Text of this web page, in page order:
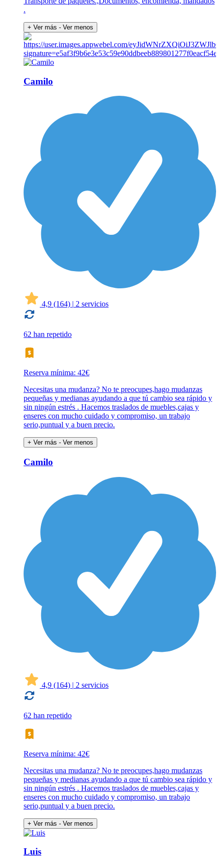
.
+ Ver más - Ver menos
Camilo
4,9 (164) | 2 servicios
62 han repetido
Reserva mínima: 42€
Necesitas una mudanza? No te preocupes,hago mudanzas
pequeñas y medianas ayudando a que tú cambio sea rápido y
sin ningún estrés . Hacemos traslados de muebles,cajas y
enseres con mucho cuidado y compromiso, un trabajo
serio,puntual y a buen precio.
+ Ver más - Ver menos
Camilo
4,9 (164) | 2 servicios
62 han repetido
Reserva mínima: 42€
Necesitas una mudanza? No te preocupes,hago mudanzas
pequeñas y medianas ayudando a que tú cambio sea rápido y
sin ningún estrés . Hacemos traslados de muebles,cajas y
enseres con mucho cuidado y compromiso, un trabajo
serio,puntual y a buen precio.
+ Ver más - Ver menos
Luis